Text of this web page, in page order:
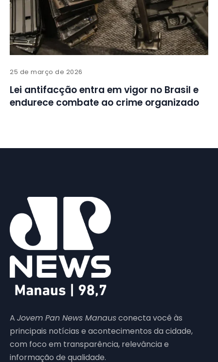
25 de março de 2026
Lei antifacção entra em vigor no Brasil e
endurece combate ao crime organizado
A Jovem Pan News Manausconecta você às
principais notícias e acontecimentos da cidade,
com foco em transparência, relevância e
informação de qualidade.